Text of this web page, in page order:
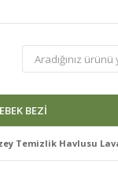
BEZI
Temizlik Havlusu